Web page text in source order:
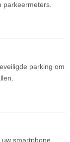
parkeermeters.
parking om
smartphone.